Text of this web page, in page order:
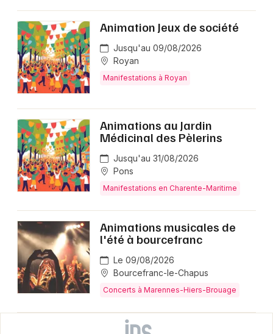
Animation Jeux de société
Jusqu'au 09/08/2026
Royan
Manifestations à Royan
Animations au Jardin
Médicinal des Pèlerins
Jusqu'au 31/08/2026
Pons
Manifestations en Charente-Maritime
Animations musicales de
l'été à bourcefranc
Le 09/08/2026
Bourcefranc-le-Chapus
Concerts à Marennes-Hiers-Brouage